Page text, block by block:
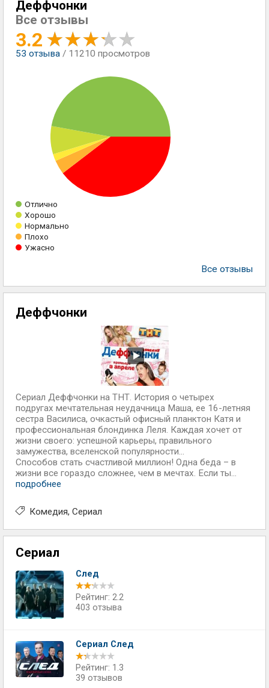
Деффчонки
Все отзывы
3.2
53 отзыва / 11210 просмотров
Отлично
Хорошо
Нормально
Плохо
Ужасно
Все отзывы
Деффчонки
Сериал Деффчонки на ТНТ. История о четырех
подругах мечтательная неудачница Маша, ее 16-летняя
сестра Василиса, очкастый офисный планктон Катя и
профессиональная блондинка Леля. Каждая хочет от
жизни своего: успешной карьеры, правильного
замужества, вселенской популярности…
Способов стать счастливой миллион! Одна беда – в
жизни все гораздо сложнее, чем в мечтах. Если ты...
подробнее
Комедия Сериал
Сериал
След
Рейтинг: 2.2
403 отзыва
Сериал След
Рейтинг: 1.3
39 отзывов